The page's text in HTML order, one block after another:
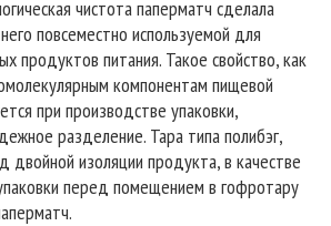
чистота паперматч сделала
повсеместно используемой для
продуктов питания. Такое свойство, как
компонентам пищевой
при производстве упаковки,
разделение. Тара типа полибэг,
двойной изоляции продукта, в качестве
перед помещением в гофротару